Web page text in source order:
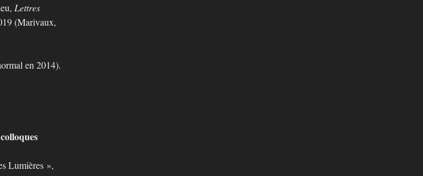
Lettres
(Marivaux,
en 2014).
Lumières »,